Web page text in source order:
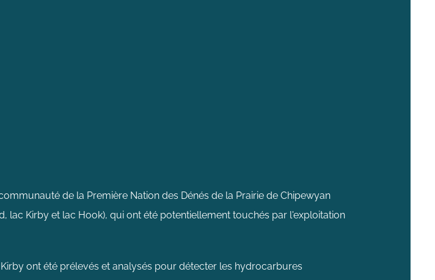
de la Première Nation des Dénés de la Prairie de Chipewyan
lac Kirby et lac Hook), qui ont été potentiellement touchés par l'exploitation
ont été prélevés et analysés pour détecter les hydrocarbures